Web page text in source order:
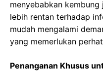
menyebabkan
lebih rentan terhadap
mudah mengalami
yang memerlukan
Penanganan Khusus